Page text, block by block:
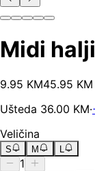
Midi
9.95 KM45.95 KM
Ušteda 36.00 KM·
Veličina
S M L
1